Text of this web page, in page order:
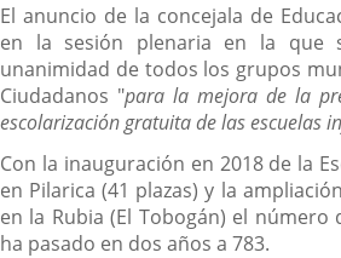
El anuncio de la concejala de
en la sesión plenaria en la que
unanimidad de todos los grupos
Ciudadanos "para la mejora de la
escolarización gratuita de las escuelas
Con la inauguración en 2018 de la
en Pilarica (41 plazas) y la
en la Rubia (El Tobogán) el número
ha pasado en dos años a 783.